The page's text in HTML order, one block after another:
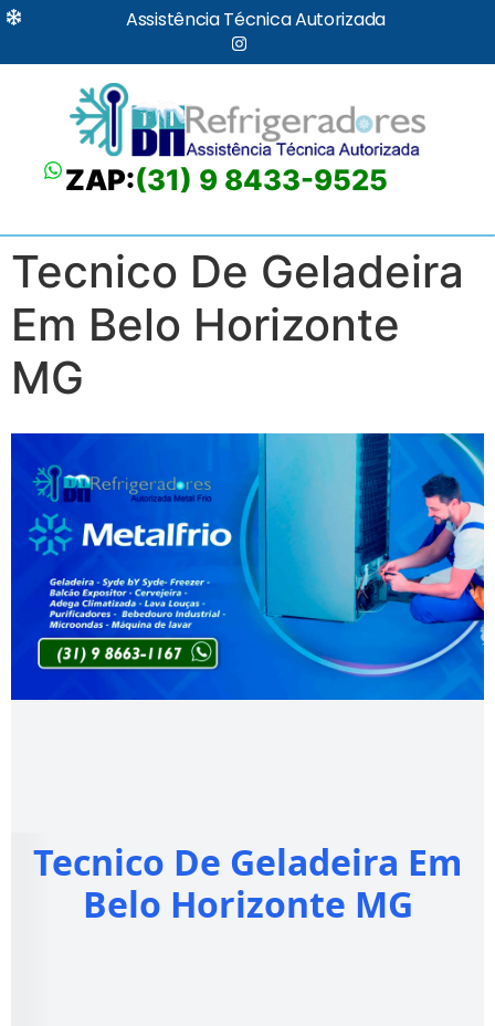
Assistência Técnica Autorizada
ZAP:(31) 9 8433-9525
Tecnico De Geladeira
Em Belo Horizonte
MG
Tecnico De Geladeira Em
Belo Horizonte MG